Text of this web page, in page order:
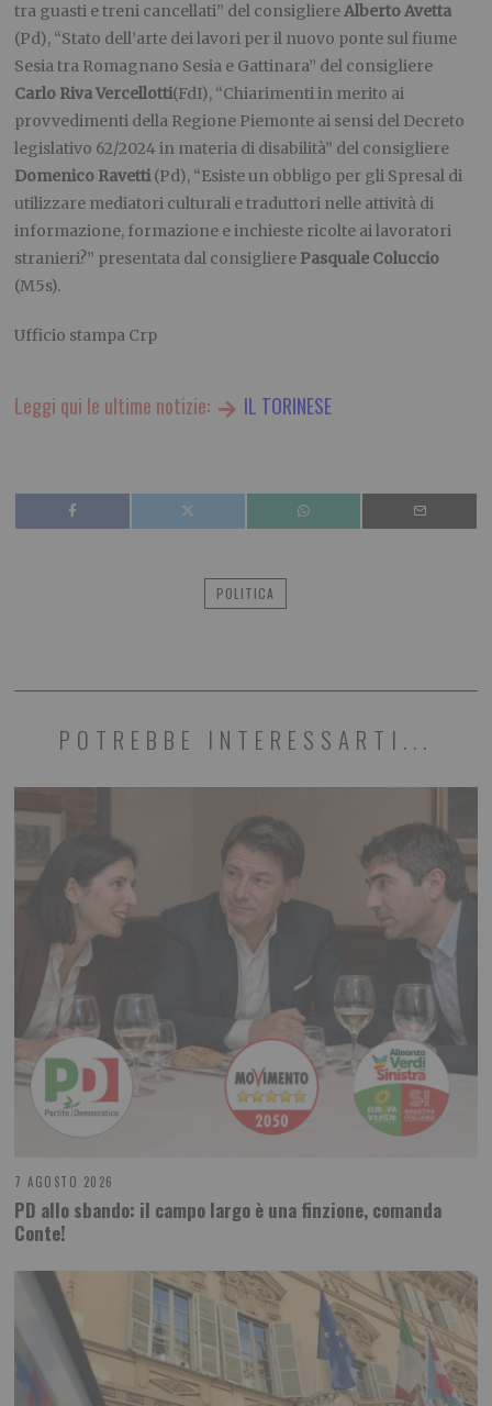
tra guasti e treni cancellati” del consigliereAlberto Avetta
(Pd), “Stato dell’arte dei lavori per il nuovo ponte sul fiume
Sesia tra Romagnano Sesia e Gattinara” del consigliere
Carlo Riva Vercellotti(FdI), “Chiarimenti in merito ai
provvedimenti della Regione Piemonte ai sensi del Decreto
legislativo 62/2024 in materia di disabilità” del consigliere
Domenico Ravetti(Pd), “Esiste un obbligo per gli Spresal di
utilizzare mediatori culturali e traduttori nelle attività di
informazione, formazione e inchieste ricolte ai lavoratori
stranieri?” presentata dal consigliere Pasquale Coluccio
(M5s).
Ufficio stampa Crp
Leggi qui le ultime notizie: IL TORINESE
POLITICA
POTREBBE INTERESSARTI...
7 AGOSTO 2026
PD allo sbando: il campo largo è una finzione, comanda
Conte!